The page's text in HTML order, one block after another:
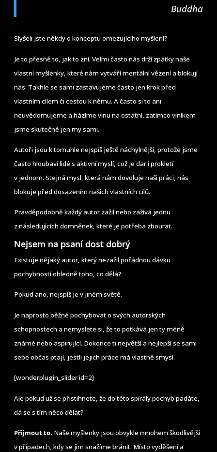
Buddha
Slyšeli jste někdy o konceptu omezujícího myšlení?
Je to přesně to, jak to zní. Velmi často nás drží zpátky naše
vlastní myšlenky, které nám vytváří mentální vězení a blokují
nás. Takhle se sami zastavujeme často jen krok před
vlastním cílem či cestou k němu. A často si to ani
neuvědomujeme a házíme vinu na ostatní, zatímco viníkem
jsme skutečně jen my sami.
Autoři jsou k tomuhle nejspíš ještě náchylnější, protože jsme
často hloubaví lidé s aktivní myslí, což je dar i prokletí
v jednom. Stejná mysl, která nám dovoluje naši práci, nás
blokuje před dosazením našich vlastních cílů.
Pravděpodobně každý autor zažil nebo zažívá jednu
z následujících domněnek, které je potřeba zbourat.
Nejsem na psaní dost dobrý
Existuje nějaký autor, který nezažil pořádnou dávku
pochybností ohledně toho, co dělá?
Pokud ano, nejspíš je v jiném světě.
Je naprosto běžné pochybovat o svých autorských
schopnostech a nemyslete si, že to potkává jen ty méně
známé nebo aspirující. Dokonce ti největší a nejlepší se sami
sebe občas ptají, jestli jejich práce má vlastně smysl.
[wonderplugin_slider id=2]
Ale pokud už se přistihnete, že do této spirály pochyb padáte,
dá se s tím něco dělat?
Přijmout to. Naše myšlenky jsou obvykle mnohem škodlivější
v případech, kdy se jim snažíme bránit. Místo vyděšení a